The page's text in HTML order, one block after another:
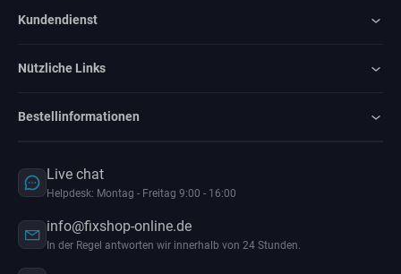
Kundendienst
Nützliche Links
Bestellinformationen
Live chat
Helpdesk: Montag - Freitag 9:00 - 16:00
info@fixshop-online.de
In der Regel antworten wir innerhalb von 24 Stunden.